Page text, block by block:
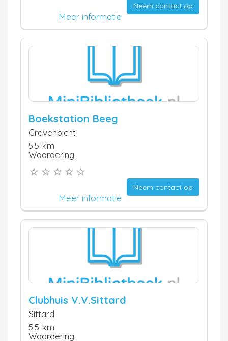
Neem contact op
Meer informatie
Boekstation Beeg
Grevenbicht
5.5 km
Waardering:
Neem contact op
Meer informatie
Clubhuis V.V.Sittard
Sittard
5.5 km
Waardering: